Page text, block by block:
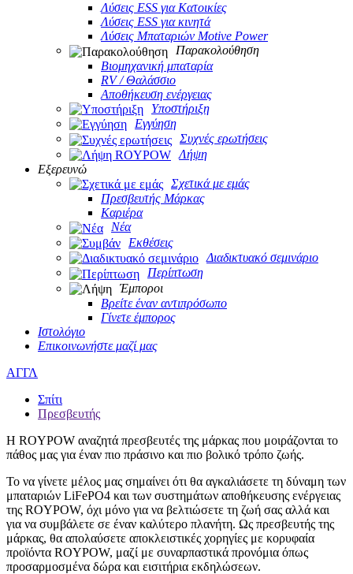
Λύσεις ESS για Κατοικίες
Λύσεις ESS για κινητά
Λύσεις Μπαταριών Motive Power
Παρακολούθηση
Βιομηχανική μπαταρία
RV / Θαλάσσιο
Αποθήκευση ενέργειας
Υποστήριξη
Εγγύηση
Συχνές ερωτήσεις
Λήψη
Εξερευνώ
Σχετικά με εμάς
Πρεσβευτής Μάρκας
Καριέρα
Νέα
Εκθέσεις
Διαδικτυακό σεμινάριο
Περίπτωση
Έμποροι
Βρείτε έναν αντιπρόσωπο
Γίνετε έμπορος
Ιστολόγιο
Επικοινωνήστε μαζί μας
ΑΓΓΛ
Σπίτι
Πρεσβευτής
Η ROYPOW αναζητά πρεσβευτές της μάρκας που μοιράζονται το
πάθος μας για έναν πιο πράσινο και πιο βολικό τρόπο ζωής.
Το να γίνετε μέλος μας σημαίνει ότι θα αγκαλιάσετε τη δύναμη των
μπαταριών LiFePO4 και των συστημάτων αποθήκευσης ενέργειας
της ROYPOW, όχι μόνο για να βελτιώσετε τη ζωή σας αλλά και
για να συμβάλετε σε έναν καλύτερο πλανήτη. Ως πρεσβευτής της
μάρκας, θα απολαύσετε αποκλειστικές χορηγίες με κορυφαία
προϊόντα ROYPOW, μαζί με συναρπαστικά προνόμια όπως
προσαρμοσμένα δώρα και εισιτήρια εκδηλώσεων.